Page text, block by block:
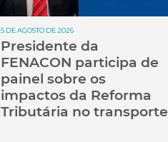
5 DE AGOSTO DE 2026
Presidente da
FENACON participa de
painel sobre os
impactos da Reforma
Tributária no transporte